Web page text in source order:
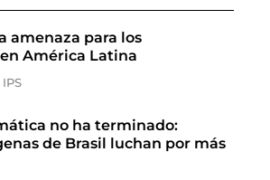
amenaza para los
América Latina
no ha terminado:
de Brasil luchan por más